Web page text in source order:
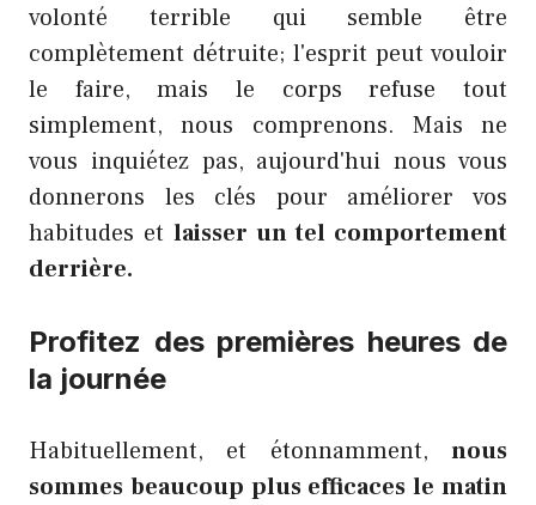
volonté terrible qui semble être
complètement détruite; l'esprit peut vouloir
le faire, mais le corps refuse tout
simplement, nous comprenons. Mais ne
vous inquiétez pas, aujourd'hui nous vous
donnerons les clés pour améliorer vos
habitudes et laisser un tel comportement
derrière.
Profitez des premières heures de
la journée
Habituellement, et étonnamment, nous
sommes beaucoup plus efficaces le matin